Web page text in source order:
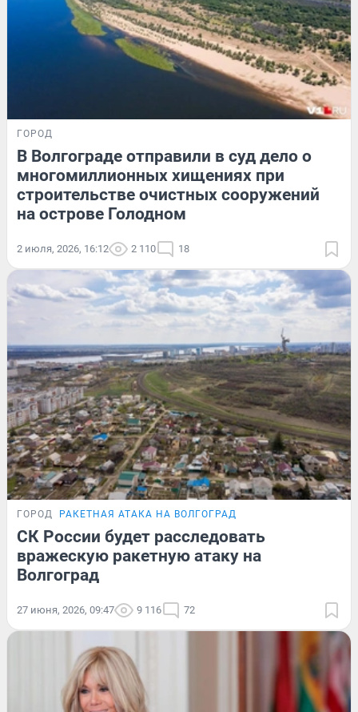
ГОРОД
В Волгограде отправили в суд дело о
многомиллионных хищениях при
строительстве очистных сооружений
на острове Голодном
2 июля, 2026, 16:12 2 110 18
ГОРОД РАКЕТНАЯ АТАКА НА ВОЛГОГРАД
СК России будет расследовать
вражескую ракетную атаку на
Волгоград
27 июня, 2026, 09:47 9 116 72